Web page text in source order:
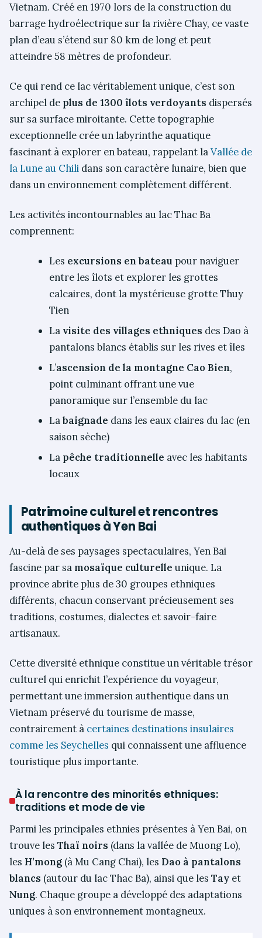
Vietnam. Créé en 1970 lors de la construction du
barrage hydroélectrique sur la rivière Chay, ce vaste
plan d’eau s’étend sur 80 km de long et peut
atteindre 58 mètres de profondeur.
Ce qui rend ce lac véritablement unique, c’est son
archipel de plus de 1300 îlots verdoyants dispersés
sur sa surface miroitante. Cette topographie
exceptionnelle crée un labyrinthe aquatique
fascinant à explorer en bateau, rappelant laVallée de
la Lune au Chili dans son caractère lunaire, bien que
dans un environnement complètement différent.
Les activités incontournables au lac Thac Ba
comprennent:
Les excursions en bateau pour naviguer
entre les îlots et explorer les grottes
calcaires, dont la mystérieuse grotte Thuy
Tien
La visite des villages ethniques des Dao à
pantalons blancs établis sur les rives et îles
L’ascension de la montagne Cao Bien,
point culminant offrant une vue
panoramique sur l’ensemble du lac
Labaignade dans les eaux claires du lac (en
saison sèche)
La pêche traditionnelle avec les habitants
locaux
Patrimoine culturel et rencontres
authentiques à Yen Bai
Au-delà de ses paysages spectaculaires, Yen Bai
fascine par sa mosaïque culturelle unique. La
province abrite plus de 30 groupes ethniques
différents, chacun conservant précieusement ses
traditions, costumes, dialectes et savoir-faire
artisanaux.
Cette diversité ethnique constitue un véritable trésor
culturel qui enrichit l’expérience du voyageur,
permettant une immersion authentique dans un
Vietnam préservé du tourisme de masse,
contrairement à certaines destinations insulaires
comme les Seychelles qui connaissent une affluence
touristique plus importante.
À la rencontre des minorités ethniques:
traditions et mode de vie
Parmi les principales ethnies présentes à Yen Bai, on
trouve les Thaï noirs (dans la vallée de Muong Lo),
les H’mong (à Mu Cang Chai), les Dao à pantalons
blancs (autour du lac Thac Ba), ainsi que les Tay et
Nung. Chaque groupe a développé des adaptations
uniques à son environnement montagneux.